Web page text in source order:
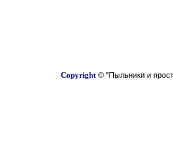
Copyright © "Пыльники и